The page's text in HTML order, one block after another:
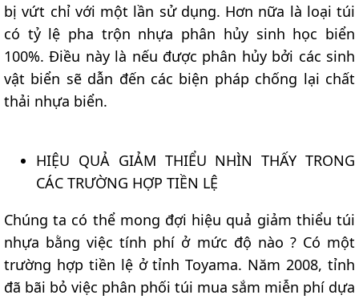
bị vứt chỉ với một lần sử dụng. Hơn nữa là loại túi
có tỷ lệ pha trộn nhựa phân hủy sinh học biển
100%. Điều này là nếu được phân hủy bởi các sinh
vật biển sẽ dẫn đến các biện pháp chống lại chất
thải nhựa biển.
HIỆU QUẢ GIẢM THIỂU NHÌN THẤY TRONG
CÁC TRƯỜNG HỢP TIỀN LỆ
Chúng ta có thể mong đợi hiệu quả giảm thiểu túi
nhựa bằng việc tính phí ở mức độ nào ? Có một
trường hợp tiền lệ ở tỉnh Toyama. Năm 2008, tỉnh
đã bãi bỏ việc phân phối túi mua sắm miễn phí dựa